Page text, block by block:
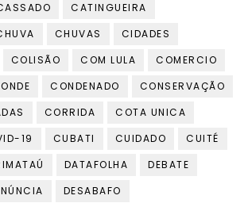
CATINGUEIRA
CHUVAS
CIDADES
COLISÃO COM LULA
COMERCIO
CONDENADO
CONSERVAÇÃO
CORRIDA
COTA UNICA
19 CUBATI CUIDADO
CUITÉ
DATAFOLHA
DEBATE
DESABAFO